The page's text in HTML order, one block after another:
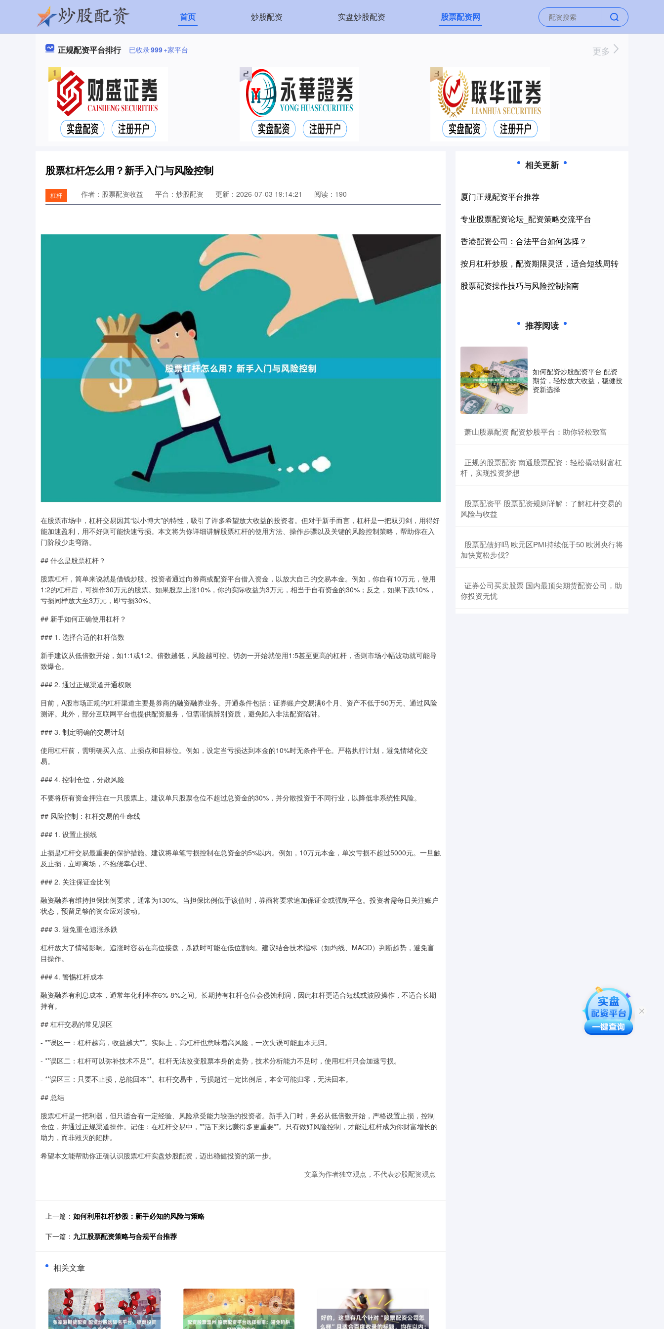
首页 炒股配资 实盘炒股配资 股票配资网
正规配资平台排行 已收录999+家平台 更多
股票杠杆怎么用？新手入门与风险控制
杠杆 作者：股票配资收益 平台：炒股配资 更新：2026-07-03 19:14:21 阅读：190
在股票市场中，杠杆交易因其“以小博大”的特性，吸引了许多希望放大收益的投资者。但对于新手而言，杠杆是一把双刃剑，用得好
能加速盈利，用不好则可能快速亏损。本文将为你详细讲解股票杠杆的使用方法、操作步骤以及关键的风险控制策略，帮助你在入
门阶段少走弯路。
## 什么是股票杠杆？
股票杠杆，简单来说就是借钱炒股。投资者通过向券商或配资平台借入资金，以放大自己的交易本金。例如，你自有10万元，使用
1:2的杠杆后，可操作30万元的股票。如果股票上涨10%，你的实际收益为3万元，相当于自有资金的30%；反之，如果下跌10%，
亏损同样放大至3万元，即亏损30%。
## 新手如何正确使用杠杆？
### 1. 选择合适的杠杆倍数
新手建议从低倍数开始，如1:1或1:2。倍数越低，风险越可控。切勿一开始就使用1:5甚至更高的杠杆，否则市场小幅波动就可能导
致爆仓。
### 2. 通过正规渠道开通权限
目前，A股市场正规的杠杆渠道主要是券商的融资融券业务。开通条件包括：证券账户交易满6个月、资产不低于50万元、通过风险
测评。此外，部分互联网平台也提供配资服务，但需谨慎辨别资质，避免陷入非法配资陷阱。
### 3. 制定明确的交易计划
使用杠杆前，需明确买入点、止损点和目标位。例如，设定当亏损达到本金的10%时无条件平仓。严格执行计划，避免情绪化交
易。
### 4. 控制仓位，分散风险
不要将所有资金押注在一只股票上。建议单只股票仓位不超过总资金的30%，并分散投资于不同行业，以降低非系统性风险。
## 风险控制：杠杆交易的生命线
### 1. 设置止损线
止损是杠杆交易最重要的保护措施。建议将单笔亏损控制在总资金的5%以内。例如，10万元本金，单次亏损不超过5000元。一旦触
及止损，立即离场，不抱侥幸心理。
### 2. 关注保证金比例
融资融券有维持担保比例要求，通常为130%。当担保比例低于该值时，券商将要求追加保证金或强制平仓。投资者需每日关注账户
状态，预留足够的资金应对波动。
### 3. 避免重仓追涨杀跌
杠杆放大了情绪影响。追涨时容易在高位接盘，杀跌时可能在低位割肉。建议结合技术指标（如均线、MACD）判断趋势，避免盲
目操作。
### 4. 警惕杠杆成本
融资融券有利息成本，通常年化利率在6%-8%之间。长期持有杠杆仓位会侵蚀利润，因此杠杆更适合短线或波段操作，不适合长期
持有。
## 杠杆交易的常见误区
- **误区一：杠杆越高，收益越大**。实际上，高杠杆也意味着高风险，一次失误可能血本无归。
- **误区二：杠杆可以弥补技术不足**。杠杆无法改变股票本身的走势，技术分析能力不足时，使用杠杆只会加速亏损。
- **误区三：只要不止损，总能回本**。杠杆交易中，亏损超过一定比例后，本金可能归零，无法回本。
## 总结
股票杠杆是一把利器，但只适合有一定经验、风险承受能力较强的投资者。新手入门时，务必从低倍数开始，严格设置止损，控制
仓位，并通过正规渠道操作。记住：在杠杆交易中，**活下来比赚得多更重要**。只有做好风险控制，才能让杠杆成为你财富增长的
助力，而非毁灭的陷阱。
希望本文能帮助你正确认识股票杠杆实盘炒股配资，迈出稳健投资的第一步。
文章为作者独立观点，不代表炒股配资观点
上一篇： 如何利用杠杆炒股：新手必知的风险与策略
下一篇： 九江股票配资策略与合规平台推荐
相关文章
相关更新
厦门正规配资平台推荐
专业股票配资论坛_配资策略交流平台
香港配资公司：合法平台如何选择？
按月杠杆炒股，配资期限灵活，适合短线周转
股票配资操作技巧与风险控制指南
推荐阅读
如何配资炒股配资平台 配资
期货，轻松放大收益，稳健投
资新选择
​萧山股票配资 配资炒股平台：助你轻松致富
​正规的股票配资 南通股票配资：轻松撬动财富杠
杆，实现投资梦想
​股票配资平 股票配资规则详解：了解杠杆交易的
风险与收益
​股票配债好吗 欧元区PMI持续低于50 欧洲央行将
加快宽松步伐?
​证券公司买卖股票 国内最顶尖期货配资公司，助
你投资无忧